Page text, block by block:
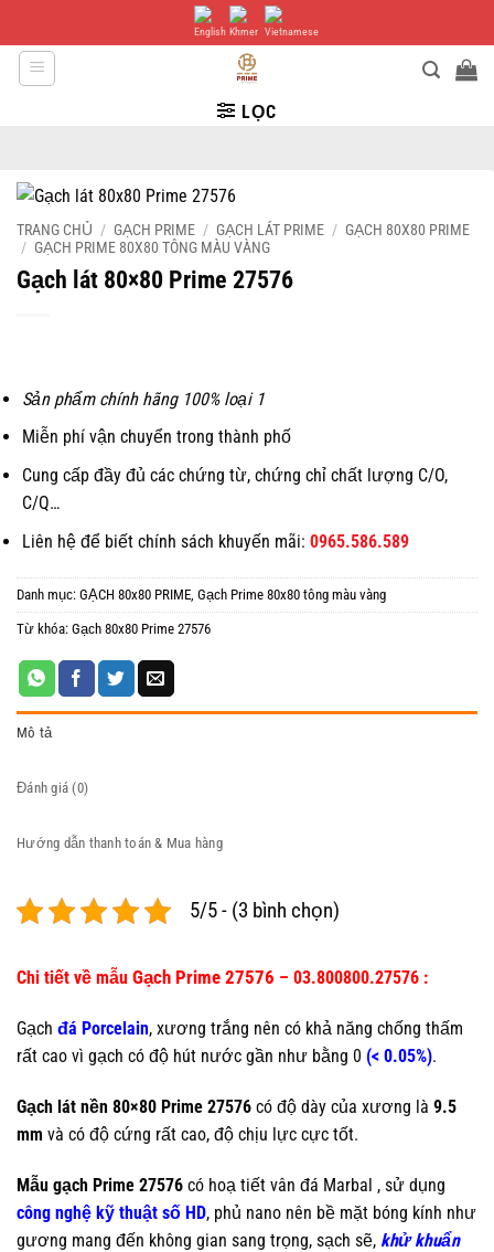
qua
LỌC
TRANG CHỦ / GẠCH PRIME / GẠCH LÁT PRIME / GẠCH 80X80 PRIME
/ GẠCH PRIME 80X80 TÔNG MÀU VÀNG
Gạch lát 80×80 Prime 27576
Sản phẩm chính hãng 100% loại 1
Miễn phí vận chuyển trong thành phố
Cung cấp đầy đủ các chứng từ, chứng chỉ chất lượng C/O,
C/Q…
Liên hệ để biết chính sách khuyến mãi: 0965.586.589
Danh mục: GẠCH 80x80 PRIME, Gạch Prime 80x80 tông màu vàng
Từ khóa: Gạch 80x80 Prime 27576
Mô tả
Đánh giá (0)
Hướng dẫn thanh toán & Mua hàng
5/5 - (3 bình chọn)
Chi tiết về mẫu Gạch Prime 27576 – 03.800800.27576 :
Gạch đá Porcelain, xương trắng nên có khả năng chống thấm
rất cao vì gạch có độ hút nước gần như bằng 0 (< 0.05%).
Gạch lát nền 80×80 Prime 27576 có độ dày của xương là 9.5
mm và có độ cứng rất cao, độ chịu lực cực tốt.
Mẫu gạch Prime 27576 có hoạ tiết vân đá Marbal , sử dụng
công nghệ kỹ thuật số HD, phủ nano nên bề mặt bóng kính như
gương mang đến không gian sang trọng, sạch sẽ, khử khuẩn